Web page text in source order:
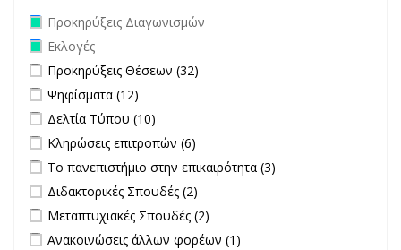
Remove Προκηρύξεις Διαγωνισμών filter
Προκηρύξεις Διαγωνισμών
Remove Εκλογές filter
Εκλογές
Apply Προκηρύξεις Θέσεων filter
Προκηρύξεις Θέσεων (32)
Apply Ψηφίσματα filter
Ψηφίσματα (12)
Apply Δελτία Τύπου filter
Δελτία Τύπου (10)
Apply Κληρώσεις επιτροπών filter
Κληρώσεις επιτροπών (6)
Apply Το πανεπιστήμιο στην επικαιρότητα filter
Το πανεπιστήμιο στην επικαιρότητα (3)
Apply Διδακτορικές Σπουδές filter
Διδακτορικές Σπουδές (2)
Apply Μεταπτυχιακές Σπουδές filter
Μεταπτυχιακές Σπουδές (2)
Apply Ανακοινώσεις άλλων φορέων filter
Ανακοινώσεις άλλων φορέων (1)